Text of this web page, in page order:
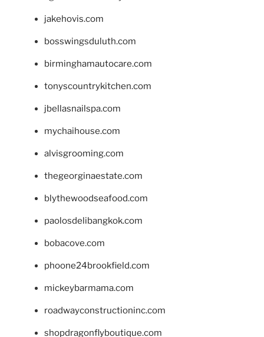
jakehovis.com
bosswingsduluth.com
birminghamautocare.com
tonyscountrykitchen.com
jbellasnailspa.com
mychaihouse.com
alvisgrooming.com
thegeorginaestate.com
blythewoodseafood.com
paolosdelibangkok.com
bobacove.com
phoone24brookfield.com
mickeybarmama.com
roadwayconstructioninc.com
shopdragonflyboutique.com